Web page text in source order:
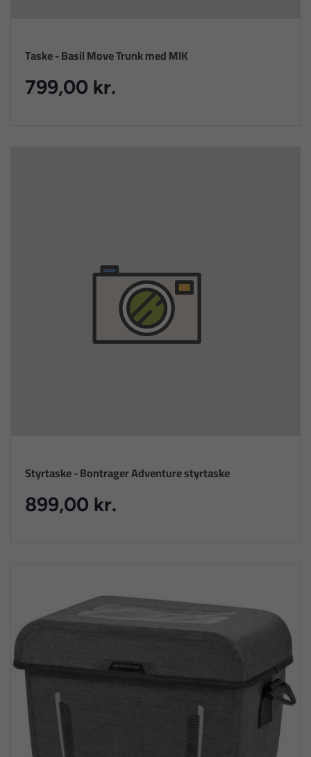
Taske - Basil Move Trunk med MIK
799,00 kr.
Styrtaske - Bontrager Adventure styrtaske
899,00 kr.